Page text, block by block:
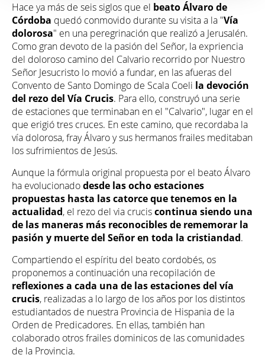
Hace ya más de seis siglos que el beato Álvaro de
Córdoba quedó conmovido durante su visita a la "Vía
dolorosa" en una peregrinación que realizó a Jerusalén.
Como gran devoto de la pasión del Señor, la expriencia
del doloroso camino del Calvario recorrido por Nuestro
Señor Jesucristo lo movió a fundar, en las afueras del
Convento de Santo Domingo de Scala Coeli la devoción
del rezo del Vía Crucis. Para ello, construyó una serie
de estaciones que terminaban en el "Calvario", lugar en el
que erigió tres cruces. En este camino, que recordaba la
vía dolorosa, fray Álvaro y sus hermanos frailes meditaban
los sufrimientos de Jesús.
Aunque la fórmula original propuesta por el beato Álvaro
ha evolucionadodesde las ocho estaciones
propuestas hasta las catorce que tenemos en la
actualidad, el rezo del via cruciscontinua siendo una
de las maneras más reconocibles de rememorar la
pasión y muerte del Señor en toda la cristiandad.
Compartiendo el espíritu del beato cordobés, os
proponemos a continuación una recopilación de
reflexiones a cada una de las estaciones del vía
crucis, realizadas a lo largo de los años por los distintos
estudiantados de nuestra Provincia de Hispania de la
Orden de Predicadores. En ellas, también han
colaborado otros frailes dominicos de las comunidades
de la Provincia.